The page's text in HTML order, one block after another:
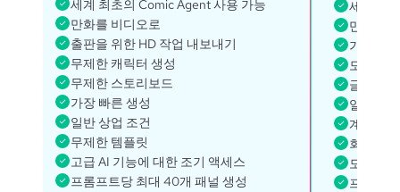
세계 최초의 Comic Agent 사용 가능
만화를 비디오로
출판을 위한 HD 작업 내보내기
무제한 캐릭터 생성
무제한 스토리보드
가장 빠른 생성
일반 상업 조건
무제한 템플릿
고급 AI 기능에 대한 조기 액세스
프롬프트당 최대 40개 패널 생성
세계 최
만화에
가장 빠
모든
글로벌
일반 상
계정 관
회원 갤
모든 모
프롬프